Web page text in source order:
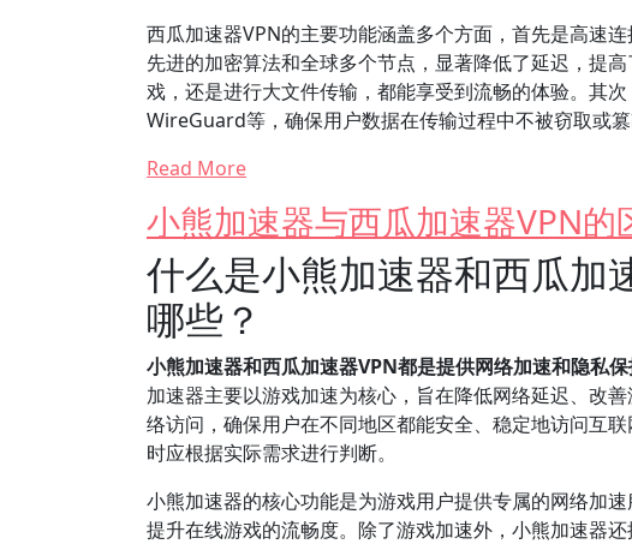
西瓜加速器VPN的主要功能涵盖多个方面，首先是高速
先进的加密算法和全球多个节点，显著降低了延迟，提
戏，还是进行大文件传输，都能享受到流畅的体验。其
WireGuard等，确保用户数据在传输过程中不被窃取或篡
Read More
小熊加速器与西瓜加速器VPN的
什么是小熊加速器和西瓜加
哪些？
小熊加速器和西瓜加速器VPN都是提供网络加速和隐私
加速器主要以游戏加速为核心，旨在降低网络延迟、改
络访问，确保用户在不同地区都能安全、稳定地访问互
时应根据实际需求进行判断。
小熊加速器的核心功能是为游戏用户提供专属的网络加
提升在线游戏的流畅度。除了游戏加速外，小熊加速器